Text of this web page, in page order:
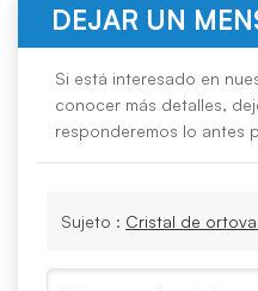
DEJAR UN
Si está interesado en
conocer más detalles,
responderemos lo antes
Sujeto : Cristal de